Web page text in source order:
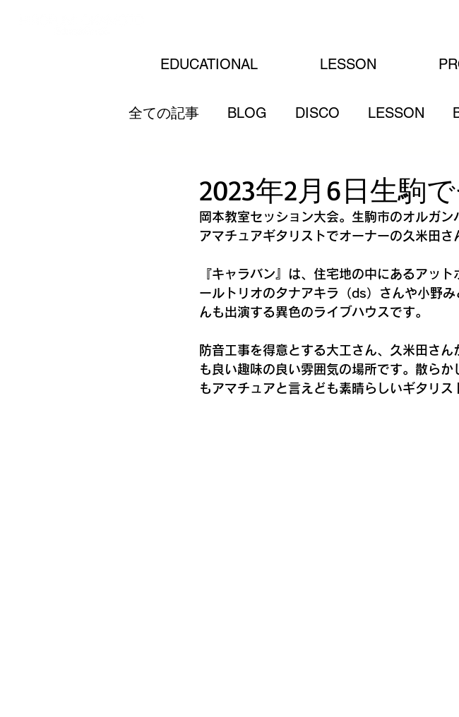
EDUCATIONAL LESSON
全ての記事 BLOG DISCO LESSON
2023年2月6日生駒
岡本教室セッション大会。生駒市のオルガン
アマチュアギタリストでオーナーの久米田さ
『キャラバン』は、住宅地の中にあるアッ
ールトリオのタナアキラ（ds）さんや小野
んも出演する異色のライブハウスです。
防音工事を得意とする大工さん、久米田さ
も良い趣味の良い雰囲気の場所です。散ら
もアマチュアと言えども素晴らしいギタリス